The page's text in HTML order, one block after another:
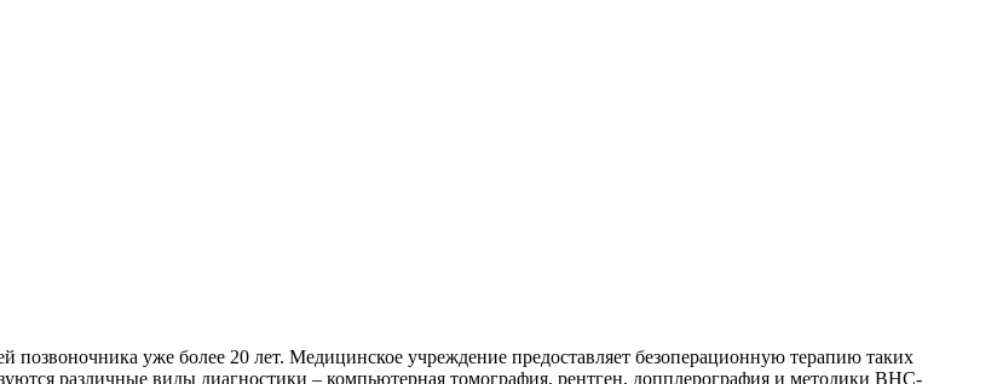
позвоночника уже более 20 лет. Медицинское учреждение предоставляет безоперационную терапию таких
различные виды диагностики – компьютерная томография, рентген, допплерография и методики ВНС-